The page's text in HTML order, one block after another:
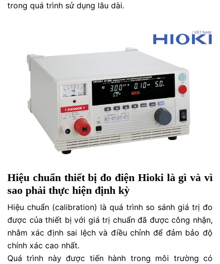
trong quá trình sử dụng lâu dài.
Hiệu chuẩn thiết bị đo điện Hioki là gì và vì
sao phải thực hiện định kỳ
Hiệu chuẩn (calibration) là quá trình so sánh giá trị đo
được của thiết bị với giá trị chuẩn đã được công nhận,
nhằm xác định sai lệch và điều chỉnh để đảm bảo độ
chính xác cao nhất.
Quá trình này được tiến hành trong môi trường có